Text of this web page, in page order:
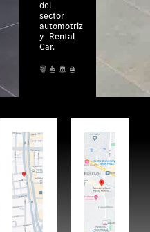
del
sector
automotriz
y Rental
Car.